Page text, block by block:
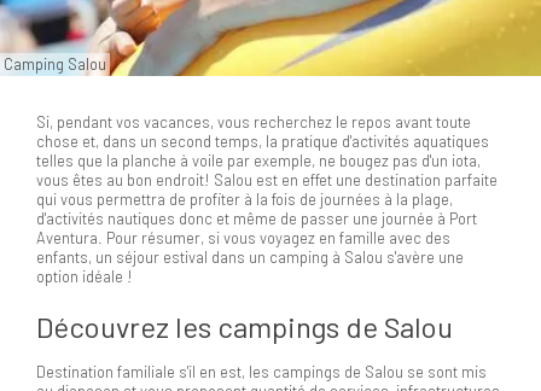
Camping Salou
Si, pendant vos vacances, vous recherchez le repos avant toute
chose et, dans un second temps, la pratique d'activités aquatiques
telles que la planche à voile par exemple, ne bougez pas d'un iota,
vous êtes au bon endroit! Salou est en effet une destination parfaite
qui vous permettra de profiter à la fois de journées à la plage,
d'activités nautiques donc et même de passer une journée à Port
Aventura. Pour résumer, si vous voyagez en famille avec des
enfants, un séjour estival dans un camping à Salou s'avère une
option idéale !
Découvrez les campings de Salou
Destination familiale s'il en est, les campings de Salou se sont mis